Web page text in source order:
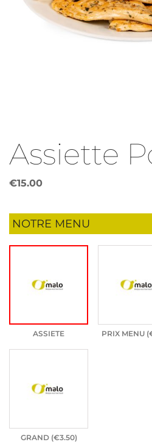
Assiette
€15.00
NOTRE MENU
ASSIETE PRIX MENU (
GRAND (€3.50)